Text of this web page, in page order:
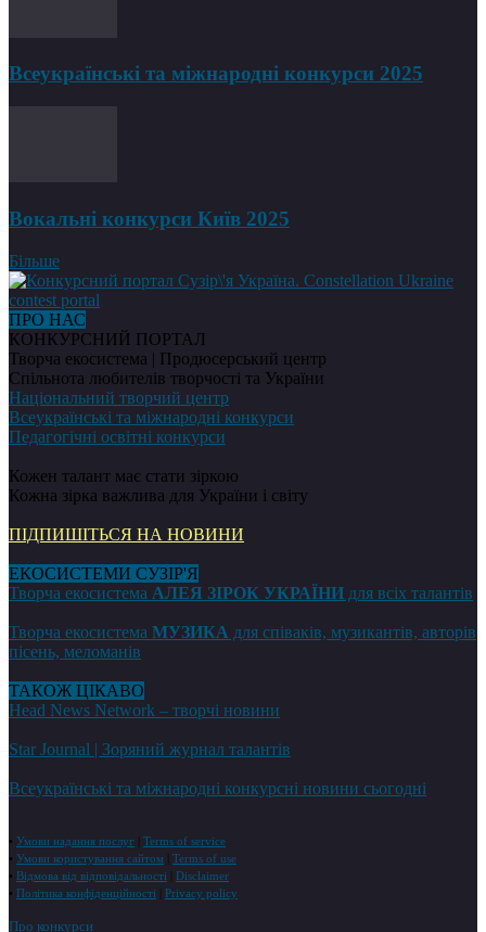
Всеукраїнські та міжнародні конкурси 2025
Вокальні конкурси Київ 2025
Більше
ПРО НАС
КОНКУРСНИЙ ПОРТАЛ
Творча екосистема | Продюсерський центр
Спільнота любителів творчості та України
Національний творчий центр
Всеукраїнські та міжнародні конкурси
Педагогічні освітні конкурси
Кожен талант має стати зіркою
Кожна зірка важлива для України і світу
ПІДПИШІТЬСЯ НА НОВИНИ
ЕКОСИСТЕМИ СУЗІР'Я
Творча екосистема АЛЕЯ ЗІРОК УКРАЇНИ для всіх талантів
Творча екосистема МУЗИКА для співаків, музикантів, авторів
пісень, меломанів
ТАКОЖ ЦІКАВО
Head News Network – творчі новини
Star Journal | Зоряний журнал талантів
Всеукраїнські та міжнародні конкурсні новини сьогодні
• Умови надання послуг
Terms of service
• Умови користування сайтом
Terms of use
• Відмова від відповідальності
Disclaimer
• Політика конфіденційності Privacy policy
Про конкурси